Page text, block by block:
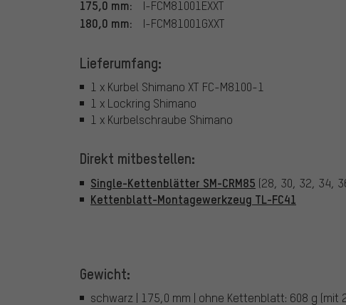
175,0 mm: I-FCM81001EXXT
180,0 mm: I-FCM81001GXXT
Lieferumfang:
1 x Kurbel Shimano XT FC-M8100-1
1 x Lockring Shimano
1 x Kurbelschraube Shimano
Direkt mitbestellen:
Single-Kettenblätter SM-CRM85 (28, 30, 32, 34,
Kettenblatt-Montagewerkzeug TL-FC41
Gewicht:
schwarz | 175,0 mm | ohne Kettenblatt: 608 g (mit